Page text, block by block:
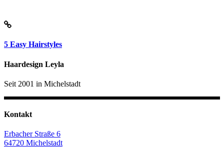
5 Easy Hairstyles
Haardesign Leyla
Seit 2001 in Michelstadt
Kontakt
Erbacher Straße 6
64720 Michelstadt